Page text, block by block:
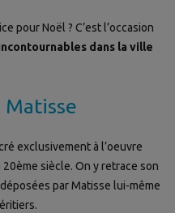
pour Noël ? C’est l’occasion
dans la ville
Matisse
exclusivement à l’oeuvre
siècle. On y retrace son
par Matisse lui-même